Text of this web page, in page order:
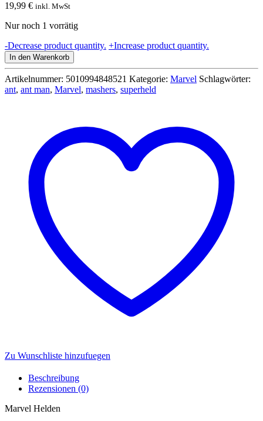
19,99 € inkl. MwSt
Nur noch 1 vorrätig
-Decrease product quantity. Marvel
-
Super
Hero
Mashers
-
Basis
Wolverine
Menge
+Increase product quantity.
In den Warenkorb
Artikelnummer: 5010994848521 Kategorie: Marvel Schlagwörter:
ant, ant man, Marvel, mashers, superheld
Zu Wunschliste hinzufuegen
Beschreibung
Rezensionen (0)
Marvel Helden